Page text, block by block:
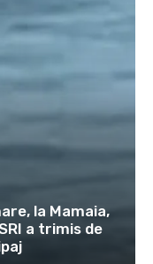
la Mamaia,
a trimis de